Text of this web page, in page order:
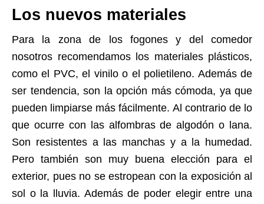
Los nuevos materiales
Para la zona de los fogones y del comedor
nosotros recomendamos los materiales plásticos,
como el PVC, el vinilo o el polietileno. Además de
ser tendencia, son la opción más cómoda, ya que
pueden limpiarse más fácilmente. Al contrario de lo
que ocurre con las alfombras de algodón o lana.
Son resistentes a las manchas y a la humedad.
Pero también son muy buena elección para el
exterior, pues no se estropean con la exposición al
sol o la lluvia. Además de poder elegir entre una